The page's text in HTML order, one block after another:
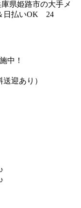
県姫路市の大手メ
日払いOK 24
中！
迎あり）